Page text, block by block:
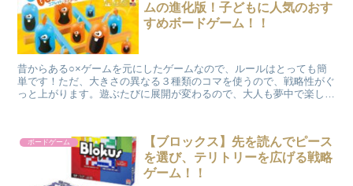
ムの進化版！子どもに人気のおす
すめボードゲーム！！
昔からある○×ゲームを元にしたゲームなので、ルールはとっても簡
単です！ただ、大きさの異なる３種類のコマを使うので、戦略性がぐ
っと上がります。遊ぶたびに展開が変わるので、大人も夢中で楽しめ
ボードゲーム
【ブロックス】先を読んでピース
を選び、テリトリーを広げる戦略
ゲーム！！